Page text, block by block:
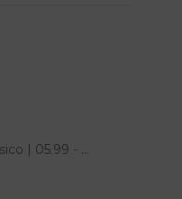
| 05.99 - ...